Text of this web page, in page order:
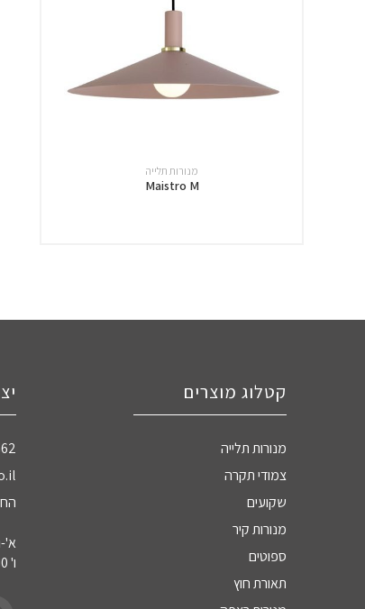
מנורות תלייה
Maistro M
קטלוג מוצרים
מנורות תלייה
צמודי תקרה
שקועים
מנורות קיר
ספוטים
תאורת חוץ
החרש 9
א'-ה'
ו' 09:00-13:00